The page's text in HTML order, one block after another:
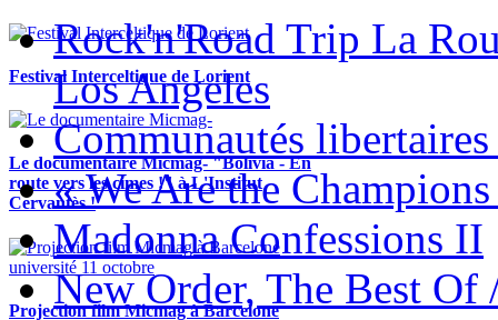
Festival Interceltique de Lorient
Le documentaire Micmag- "Bolivia - En
route vers les cimes !" à L'Institut
Cervantès !
Projection film Micmag à Barcelone
Rock'n'Road Trip La
Los Angeles
Communautés libertaires
« We Are the
Madonna Confessions II
New Order, The Best Of